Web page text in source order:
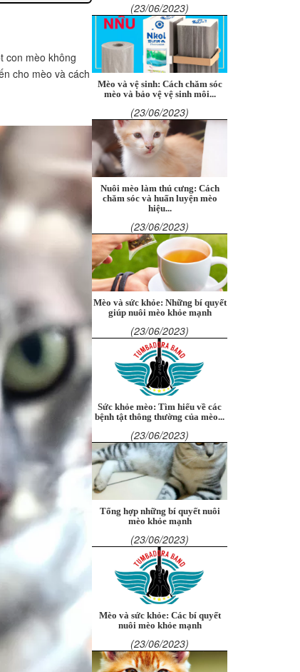
con mèo không
cho mèo và cách
(23/06/2023)
Mèo và vệ sinh: Cách chăm sóc
mèo và bảo vệ vệ sinh môi...
(23/06/2023)
Nuôi mèo làm thú cưng: Cách
chăm sóc và huấn luyện mèo
hiệu...
(23/06/2023)
Mèo và sức khỏe: Những bí quyết
giúp nuôi mèo khỏe mạnh
(23/06/2023)
Sức khỏe mèo: Tìm hiểu về các
bệnh tật thông thường của mèo...
(23/06/2023)
Tổng hợp những bí quyết nuôi
mèo khỏe mạnh
(23/06/2023)
Mèo và sức khỏe: Các bí quyết
nuôi mèo khỏe mạnh
(23/06/2023)